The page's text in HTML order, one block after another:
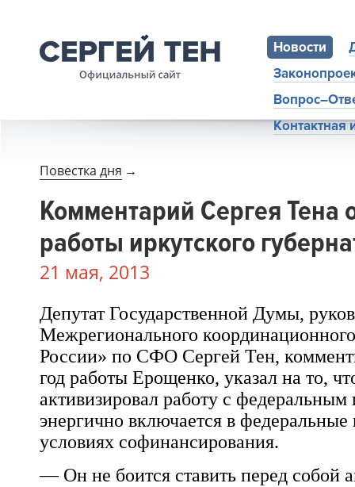
Новости
Повестка дня →
Комментарий Сергея Тена
работы иркутского
21 мая, 2013
Депутат Государственной Думы,
Межрегионального
России» по СФО Сергей Тен,
год работы Ерощенко, указал на то,
активизировал работу с федеральным
энергично включается в
условиях софинансирования.
— Он не боится ставить перед собой